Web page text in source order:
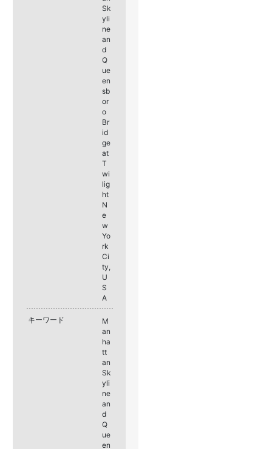
Sk
yli
ne
an
d
Q
ue
en
sb
or
o
Br
id
ge
at
T
wi
lig
ht
N
e
w
Yo
rk
Ci
ty,
U
S
A
キーワード
M
an
ha
tt
an
Sk
yli
ne
an
d
Q
ue
en